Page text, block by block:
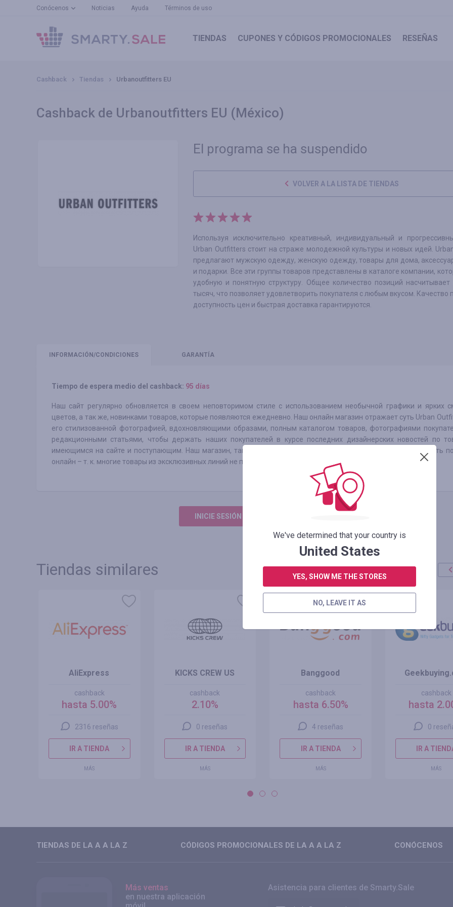
Conócenos Noticias Ayuda Términos de uso
TIENDAS CUPONES Y CÓDIGOS PROMOCIONALES RESEÑAS
Cashback Tiendas Urbanoutfitters EU
Cashback de Urbanoutfitters EU (México)
El programa se ha suspendido
VOLVER A LA LISTA DE TIENDAS
Используя исключительно креативный, индивидуальный и
Urban Outfitters стоит на страже молодежной культуры и новых идей.
предлагают мужскую одежду, женскую одежду, товары для дома,
и подарки. Все эти группы товаров представлены в каталоге компании,
удобную и понятную структуру. Общее количество позиций насчитывает
тысяч, что позволяет удовлетворить покупателя с любым вкусом. Качество
доступность цен и быстрая доставка гарантируются.
INFORMACIÓN /CONDICIONES GARANTÍA
Tiempo de espera medio del cashback: 95 días
Наш сайт регулярно обновляется в своем неповторимом стиле с использованием необычной графики и ярких
цветов, а так же, новинками товаров, которые появляются ежедневно. Наш онлайн магазин отражает суть Urban
его стилизованной фотографией, вдохновляющими образами, полным каталогом товаров, фотографиями
редакционными статьями, чтобы держать наших покупателей в курсе последних дизайнерских новостей по
имеющимся на сайте и поступающим. Наш магазин, так же, дополнительно стимулирует покупателей совершать
онлайн – т. к. многие товары из эксклюзивных линий не представлены в магазинах.
INICIE SESIÓN PARA DEJAR UNA RESEÑA
Tiendas similares
AliExpress
cashback
hasta 5.00%
2316 reseñas
IR A TIENDA
MÁS
KICKS CREW US
cashback
2.10%
0 reseñas
IR A TIENDA
MÁS
Banggood
cashback
hasta 6.50%
4 reseñas
IR A TIENDA
MÁS
cashback
hasta
0
IR A
MÁS
TIENDAS DE LA A A LA Z CÓDIGOS PROMOCIONALES DE LA A A LA Z CONÓCENOS
Más ventas
en nuestra aplicación
Asistencia para clientes de Smarty.Sale
We've determined that your country is
United States
YES, SHOW ME THE STORES
NO, LEAVE IT AS